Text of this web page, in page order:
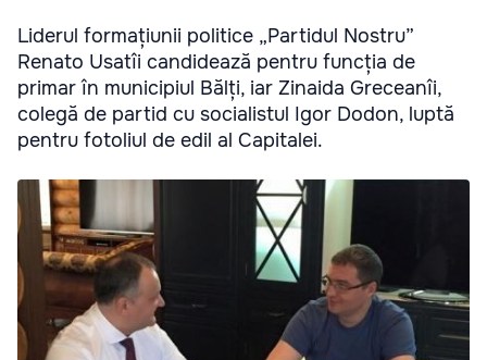
Liderul formațiunii politice „Partidul Nostru”
Renato Usatîi candidează pentru funcția de
primar în municipiul Bălți, iar Zinaida Greceanîi,
colegă de partid cu socialistul Igor Dodon, luptă
pentru fotoliul de edil al Capitalei.